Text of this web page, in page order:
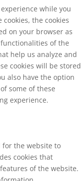
while you
the cookies
on your browser as
of the
help us analyze and
cookies will be stored
also have the option
some of these
experience.
for the website to
cookies that
of the website.